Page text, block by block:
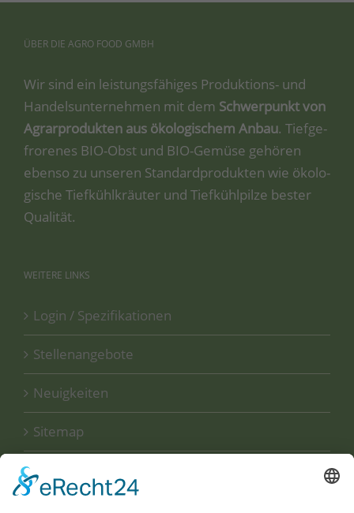
ÜBER DIE AGRO FOOD GMBH
Wir sind ein leis­tungs­fä­hi­ges Pro­duk­ti­ons- und
Han­dels­un­ter­neh­men mit dem Schwer­punkt von
Agrar­pro­duk­ten aus öko­lo­gi­schem Anbau. Tief­ge­
fro­re­nes BIO-Obst und BIO-Gemü­se gehö­ren
eben­so zu unse­ren Stan­dard­pro­duk­ten wie öko­lo­
gi­sche Tief­kühl­kräu­ter und Tief­kühl­pil­ze bes­ter
Qualität.
WEITERE LINKS
Login / Spezifikationen
Stellenangebote
Neuigkeiten
Sitemap
Disclaimer